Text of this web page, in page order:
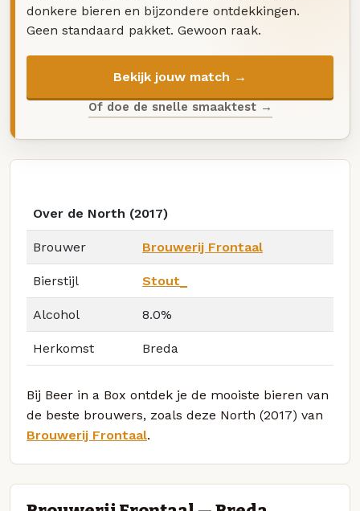
donkere bieren en bijzondere ontdekkingen.
Geen standaard pakket. Gewoon raak.
Bekijk jouw match →
Of doe de snelle smaaktest →
Over de North (2017)
Brouwer Brouwerij Frontaal
Bierstijl Stout_
Alcohol 8.0%
Herkomst Breda
Bij Beer in a Box ontdek je de mooiste bieren van
de beste brouwers, zoals deze North (2017) van
Brouwerij Frontaal.